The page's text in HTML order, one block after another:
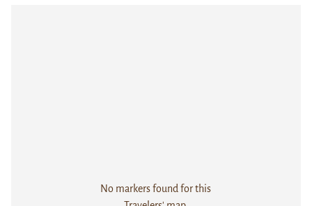
No markers found for this